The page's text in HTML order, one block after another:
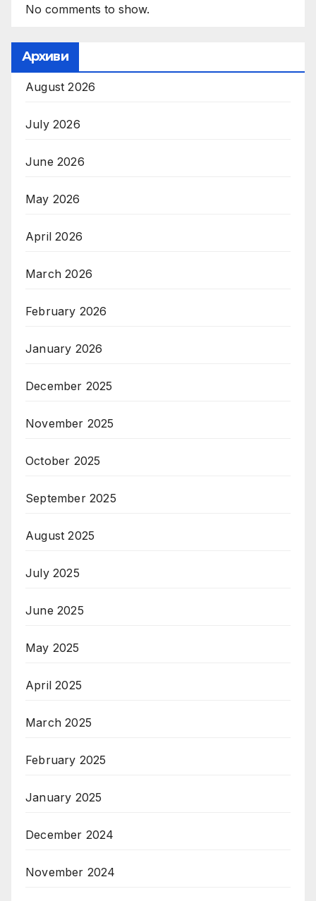
No comments to show.
Архиви
August 2026
July 2026
June 2026
May 2026
April 2026
March 2026
February 2026
January 2026
December 2025
November 2025
October 2025
September 2025
August 2025
July 2025
June 2025
May 2025
April 2025
March 2025
February 2025
January 2025
December 2024
November 2024